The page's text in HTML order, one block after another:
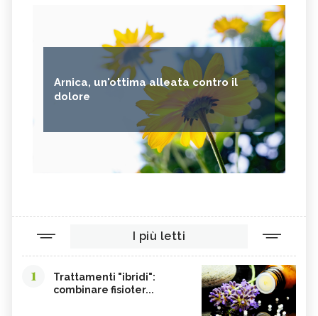
Arnica, un'ottima alleata contro il
dolore
I più letti
1
Trattamenti "ibridi":
combinare fisioter...